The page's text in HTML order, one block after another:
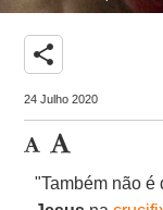
share
24 Julho 2020
"Também não